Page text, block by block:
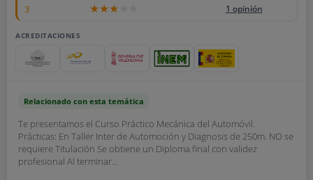
3 1 opinión
ACREDITACIONES
Relacionado con esta temática
Te presentamos el Curso Práctico Mecánica del Automóvil.
Prácticas: En Taller Inter de Automoción y Diagnosis de 250m. NO se
requiere Titulación Se obtiene un Diploma final con validez
profesional Al terminar...